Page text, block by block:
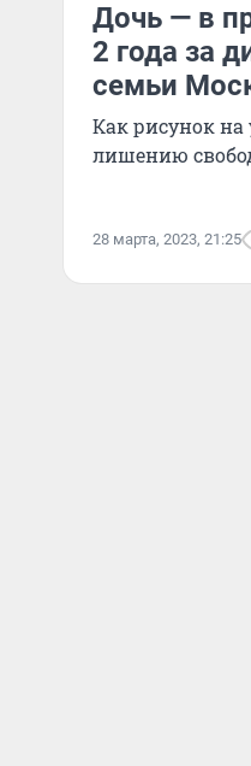
Дочь — в
2 года за
семьи
Как рисунок
лишению
28 марта, 2023, 21:25